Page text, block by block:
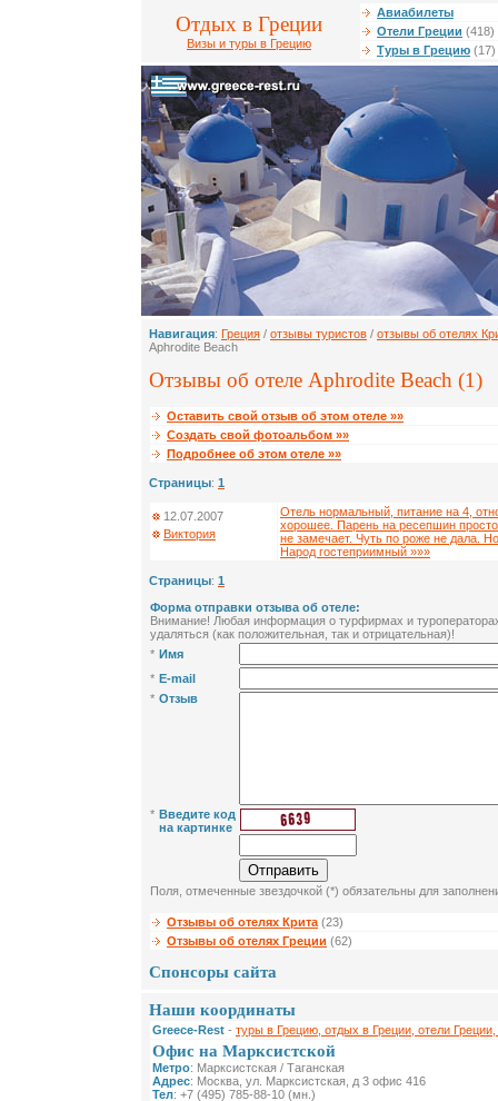
Отдых в Греции
Визы и туры в Грецию
Авиабилеты
Отели Греции (418)
Туры в Грецию (17)
Навигация: Греция / отзывы туристов / отзывы об отелях
Aphrodite Beach
Отзывы об отеле Aphrodite Beach (1)
Оставить свой отзыв об этом отеле »»
Создать свой фотоальбом »»
Подробнее об этом отеле »»
Страницы: 1
12.07.2007
Виктория
Отель нормальный, питание на 4,
хорошее. Парень на ресепшин
не замечает. Чуть по роже не дала.
Народ гостеприимный »»»
Страницы: 1
Форма отправки отзыва об отеле:
Внимание! Любая информация о турфирмах и
удаляться (как положительная, так и отрицательная)!
* Имя
* E-mail
* Отзыв
* Введите код
на картинке
Поля, отмеченные звездочкой (*) обязательны для
Отзывы об отелях Крита(23)
Отзывы об отелях Греции (62)
Спонсоры сайта
Наши координаты
Greece-Rest - туры в Грецию, отдых в Греции, отели
Офис на Марксистской
Метро: Марксистская / Таганская
Адрес: Москва, ул. Марксистская, д 3 офис 416
Тел: +7 (495) 785-88-10 (мн.)